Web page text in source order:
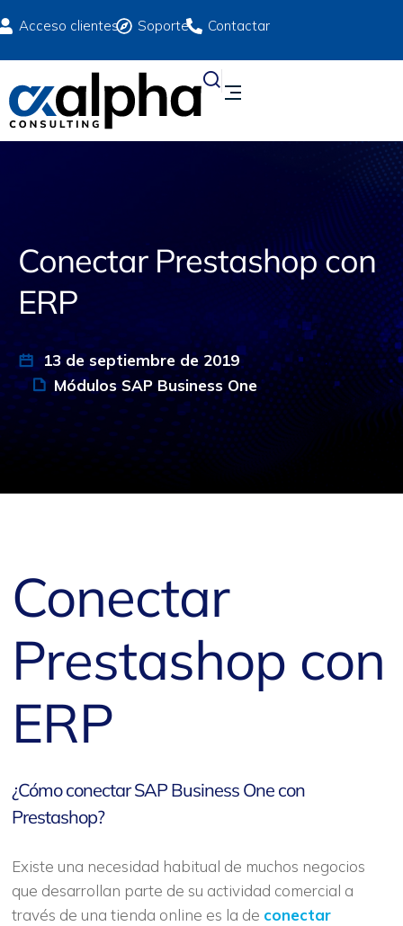
Acceso clientes Soporte Contactar
Conectar Prestashop con
ERP
13 de septiembre de 2019
Módulos SAP Business One
Conectar
Prestashop con
ERP
¿Cómo conectar SAP Business One con
Prestashop?
Existe una necesidad habitual de muchos negocios
que desarrollan parte de su actividad comercial a
través de una tienda online es la de conectar